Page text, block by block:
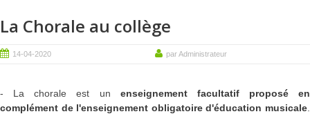
La Chorale au collège
14-04-2020 par Administrateur
- La chorale est un enseignement facultatif proposé en
complément de l'enseignement obligatoire d'éducation musicale